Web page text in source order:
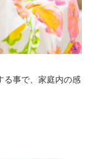
る事で、家庭内の感